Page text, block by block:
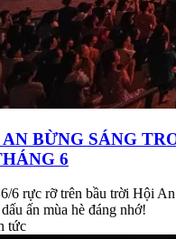
BỪNG SÁNG
6
6 rực rỡ trên bầu trời Hội
ấn mùa hè đáng nhớ!
tức